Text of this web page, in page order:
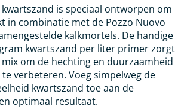
is speciaal ontworpen om
in combinatie met de Pozzo Nuovo
kalkmortels. De handige
kwartszand per liter primer zorgt
om de hechting en duurzaamheid
verbeteren. Voeg simpelweg de
kwartszand toe aan de
optimaal resultaat.